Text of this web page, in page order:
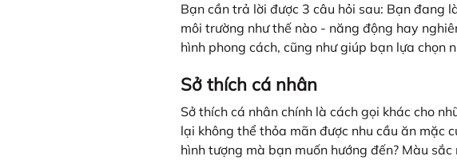
Bạn cần trả lời được 3 câu hỏi sau: Bạn đang
môi trường như thế nào - năng động hay
hình phong cách, cũng như giúp bạn lựa chọn
Sở thích cá nhân
Sở thích cá nhân chính là cách gọi khác cho
lại không thể thỏa mãn được nhu cầu ăn mặc
hình tượng mà bạn muốn hướng đến? Màu